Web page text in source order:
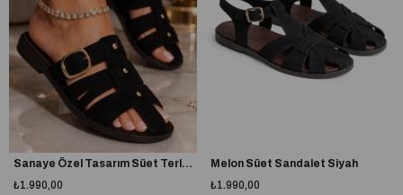
Sanaye Özel Tasarım Süet Terlik Siyah
₺1.990,00
Melon Süet Sandalet Siyah
₺1.990,00